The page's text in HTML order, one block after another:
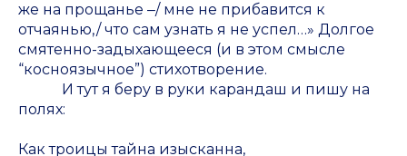
же на прощанье ‒/ мне не прибавится к
отчаянью,/ что сам узнать я не успел…» Долгое
смятенно-задыхающееся (и в этом смысле
“косноязычное”) стихотворение.
И тут я беру в руки карандаш и пишу на
полях:
Как троицы тайна изысканна,